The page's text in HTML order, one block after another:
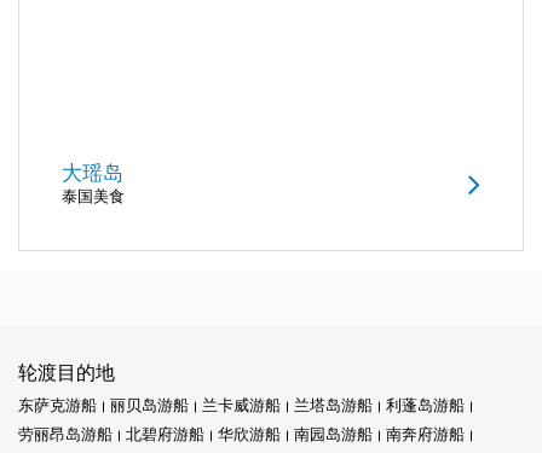
大瑶岛
泰国美食
轮渡目的地
东萨克游船 丽贝岛游船 兰卡威游船 兰塔岛游船
利蓬岛游船
劳丽昂岛游船
北碧府游船 华欣游船 南园岛游船
南奔府游船